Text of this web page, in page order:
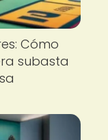
Cómo
subasta